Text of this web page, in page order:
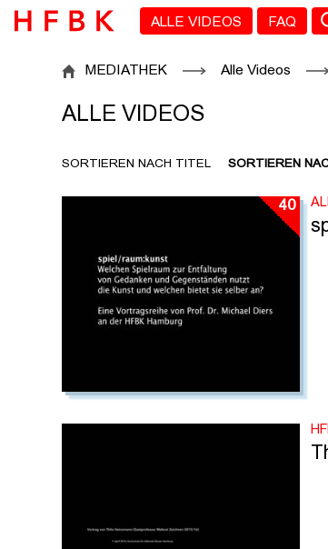
Zu den Filtern
Zur Metanavigation
Zur Hauptnavigation
Zur Suche
Zum Inhalt
Zum Seitenfuss ALLE VIDEOS FAQ
ALLE VIDEOS
MEDIATHEK Alle Videos
ALLE VIDEOS
SORTIEREN NACH TITEL SORTIEREN
40